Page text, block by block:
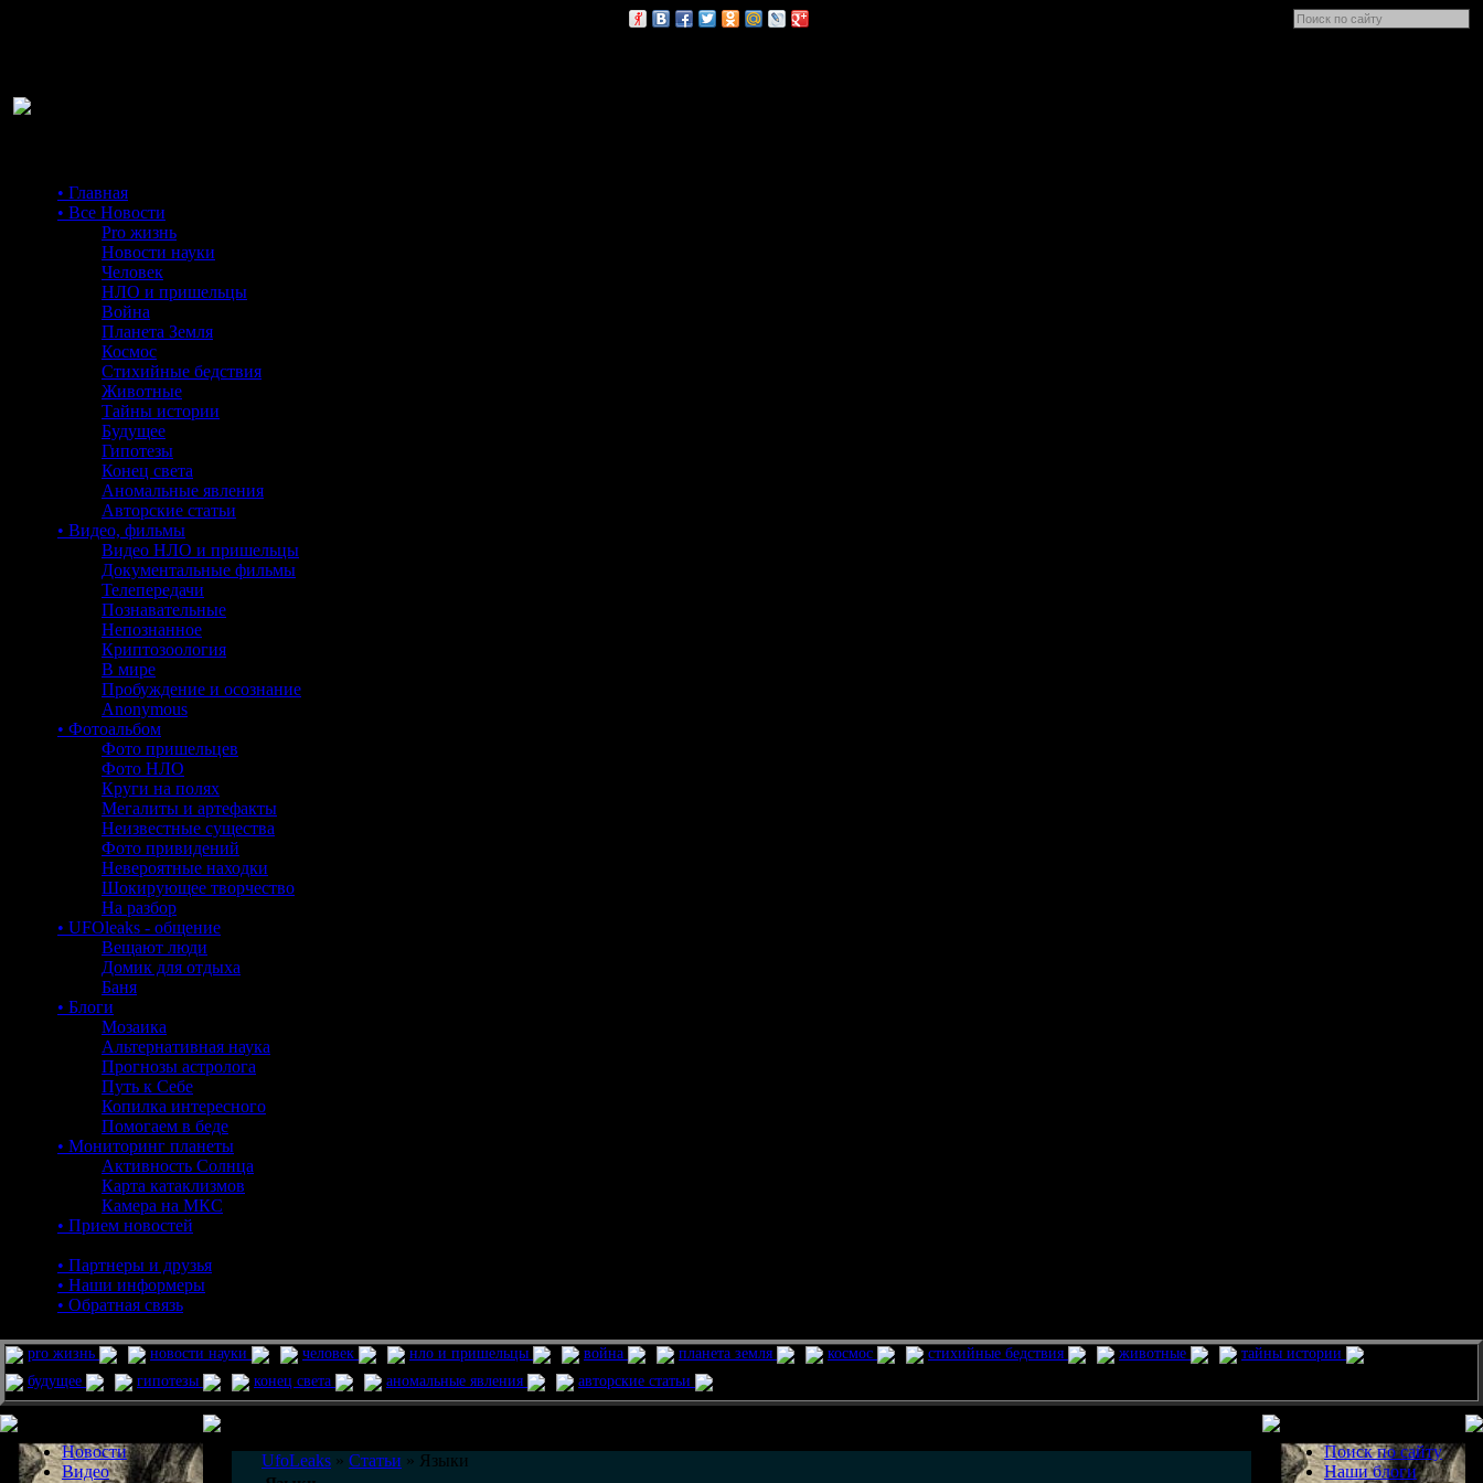
• Главная
• Все Новости
Pro жизнь
Новости науки
Человек
НЛО и пришельцы
Война
Планета Земля
Космос
Стихийные бедствия
Животные
Тайны истории
Будущее
Гипотезы
Конец света
Аномальные явления
Авторские статьи
• Видео, фильмы
Видео НЛО и пришельцы
Документальные фильмы
Телепередачи
Познавательные
Непознанное
Криптозоология
В мире
Пробуждение и осознание
Anonymous
• Фотоальбом
Фото пришельцев
Фото НЛО
Круги на полях
Мегалиты и артефакты
Неизвестные существа
Фото привидений
Невероятные находки
Шокирующее творчество
На разбор
• UFOleaks - общение
Вещают люди
Домик для отдыха
Баня
• Блоги
Мозаика
Альтернативная наука
Прогнозы астролога
Путь к Себе
Копилка интересного
Помогаем в беде
• Мониторинг планеты
Активность Солнца
Карта катаклизмов
Камера на МКС
• Прием новостей
• Партнеры и друзья
• Наши информеры
• Обратная связь
pro жизнь новости науки человек нло и пришельцы война планета земля космос стихийные бедствия животные
тайны истории
будущее
гипотезы конец света аномальные явления авторские статьи
Новости
Видео
UfoLeaks » Статьи » Языки
Поиск по сайту
Наши блоги